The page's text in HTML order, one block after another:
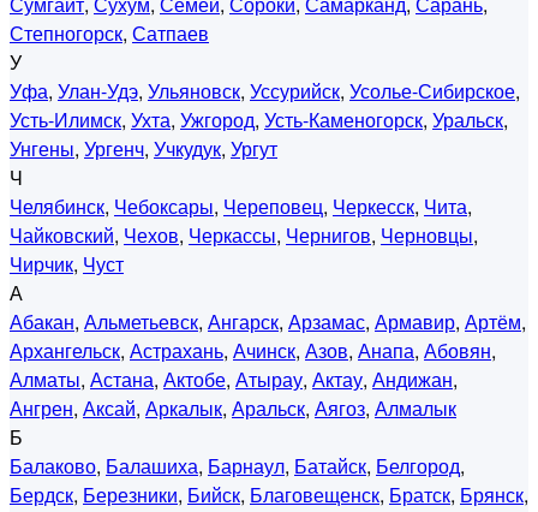
Степногорск, Сатпаев
У
Уфа, Улан-Удэ, Ульяновск, Уссурийск, Усолье-Сибирское,
Усть-Илимск, Ухта, Ужгород, Усть-Каменогорск, Уральск,
Унгены, Ургенч, Учкудук, Ургут
Ч
Челябинск, Чебоксары, Череповец, Черкесск, Чита,
Чайковский, Чехов, Черкассы, Чернигов, Черновцы,
Чирчик, Чуст
А
Абакан, Альметьевск, Ангарск, Арзамас, Армавир, Артём,
Архангельск, Астрахань, Ачинск, Азов, Анапа, Абовян,
Алматы, Астана, Актобе, Атырау, Актау, Андижан,
Ангрен, Аксай, Аркалык, Аральск, Аягоз, Алмалык
Б
Балаково, Балашиха, Барнаул, Батайск, Белгород,
Бердск, Березники, Бийск, Благовещенск, Братск, Брянск,